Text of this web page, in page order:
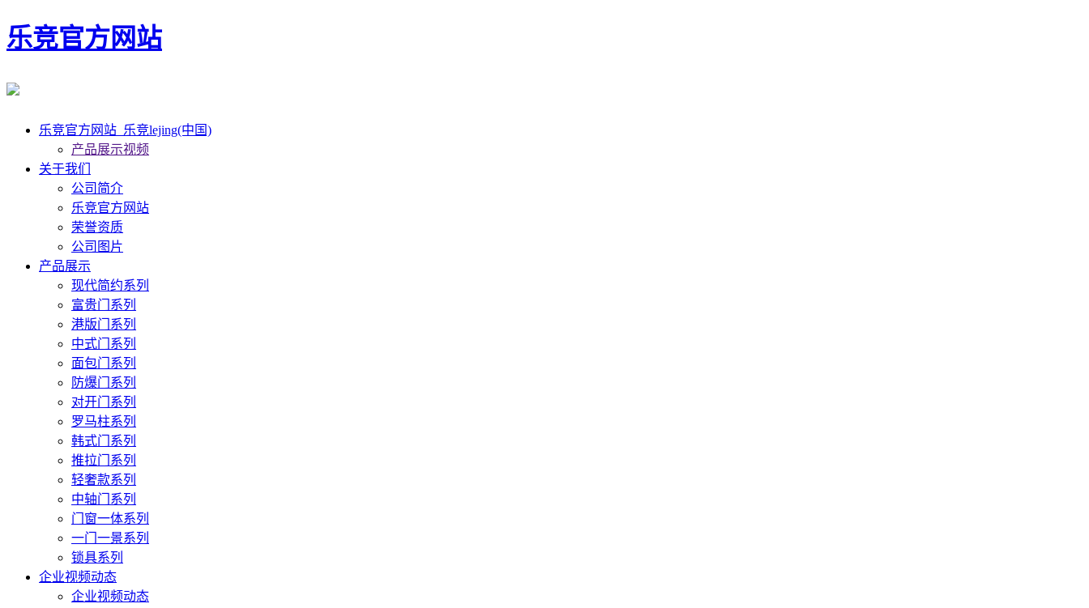
乐竞官方网站
乐竞官方网站_乐竞lejing(中国)
产品展示视频
关于我们
公司简介
乐竞官方网站
荣誉资质
公司图片
产品展示
现代简约系列
富贵门系列
港版门系列
中式门系列
面包门系列
防爆门系列
对开门系列
罗马柱系列
韩式门系列
推拉门系列
轻奢款系列
中轴门系列
门窗一体系列
一门一景系列
锁具系列
企业视频动态
企业视频动态